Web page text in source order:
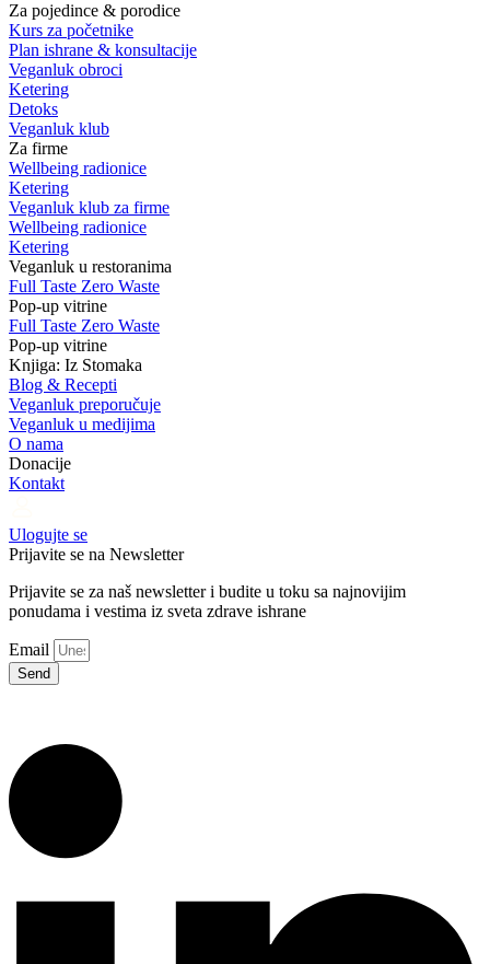
Za pojedince & porodice
Kurs za početnike
Plan ishrane & konsultacije
Veganluk obroci
Ketering
Detoks
Veganluk klub
Za firme
Wellbeing radionice
Ketering
Veganluk klub za firme
Wellbeing radionice
Ketering
Veganluk u restoranima
Full Taste Zero Waste
Pop-up vitrine
Full Taste Zero Waste
Pop-up vitrine
Knjiga: Iz Stomaka
Blog & Recepti
Veganluk preporučuje
Veganluk u medijima
O nama
Donacije
Kontakt
Ulogujte se
Prijavite se na Newsletter
Prijavite se za naš newsletter i budite u toku sa najnovijim
ponudama i vestima iz sveta zdrave ishrane
Email
Send